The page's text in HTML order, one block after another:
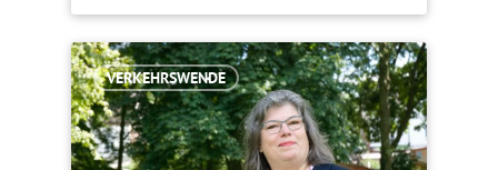
VERKEHRSWENDE